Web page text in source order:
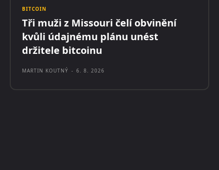
BITCOIN
Tři muži z Missouri čelí obvinění
kvůli údajnému plánu unést
držitele bitcoinu
MARTIN KOUTNÝ - 6. 8. 2026